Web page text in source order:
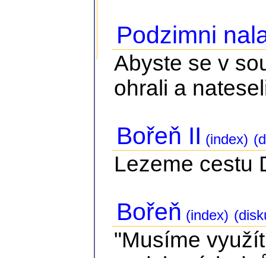
Podzimni
Abyste se v
ohrali a
Bořeň II (index)
Lezeme cestu
Bořeň (index)
"Musíme